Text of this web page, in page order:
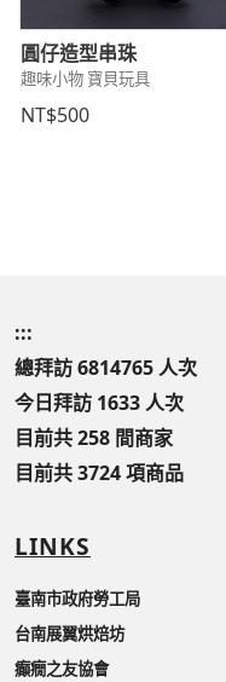
圓仔造型串珠
趣味小物 寶貝玩具
NT$500
:::
總拜訪 6814765 人次
今日拜訪 1633 人次
目前共 258 間商家
目前共 3724 項商品
LINKS
臺南市政府勞工局
台南展翼烘焙坊
癲癇之友協會